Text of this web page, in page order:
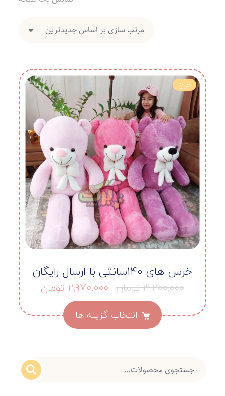
حراج!
خرس های ۱۴۰سانتی با ارسال رایگان
3,200,000تومان 2,970,000 تومان
انتخاب گزینه ها